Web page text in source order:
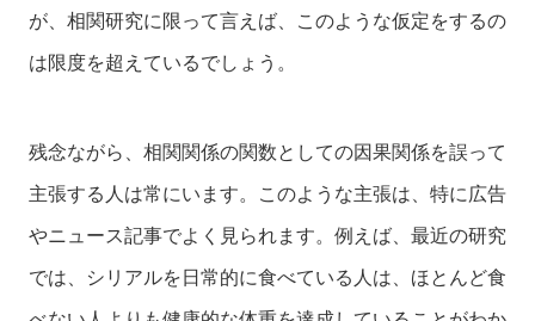
が、相関研究に限って言えば、このような仮定をするの
は限度を超えているでしょう。
残念ながら、相関関係の関数としての因果関係を誤って
主張する人は常にいます。このような主張は、特に広告
やニュース記事でよく見られます。例えば、最近の研究
では、シリアルを日常的に食べている人は、ほとんど食